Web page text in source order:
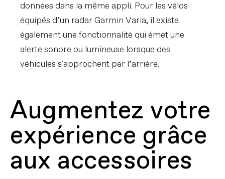
données dans la même appli. Pour les vélos
équipés d’un radar Garmin Varia, il existe
également une fonctionnalité qui émet une
alerte sonore ou lumineuse lorsque des
véhicules s'approchent par l’arrière.
Augmentez votre
expérience grâce
aux accessoires